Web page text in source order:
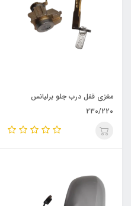
مغزی قفل درب جلو برلیانس
230/220